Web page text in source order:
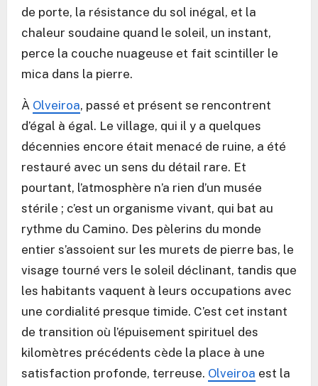
de porte, la résistance du sol inégal, et la
chaleur soudaine quand le soleil, un instant,
perce la couche nuageuse et fait scintiller le
mica dans la pierre.
À Olveiroa, passé et présent se rencontrent
d’égal à égal. Le village, qui il y a quelques
décennies encore était menacé de ruine, a été
restauré avec un sens du détail rare. Et
pourtant, l’atmosphère n’a rien d’un musée
stérile ; c’est un organisme vivant, qui bat au
rythme du Camino. Des pèlerins du monde
entier s’assoient sur les murets de pierre bas, le
visage tourné vers le soleil déclinant, tandis que
les habitants vaquent à leurs occupations avec
une cordialité presque timide. C’est cet instant
de transition où l’épuisement spirituel des
kilomètres précédents cède la place à une
satisfaction profonde, terreuse. Olveiroa est la